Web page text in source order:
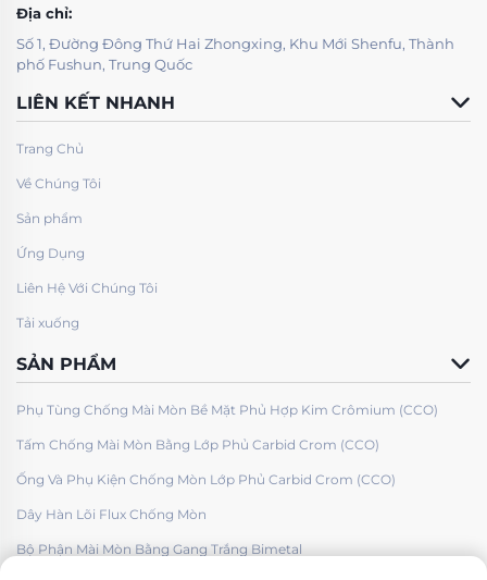
Địa chỉ:
Số 1, Đường Đông Thứ Hai Zhongxing, Khu Mới Shenfu, Thành
phố Fushun, Trung Quốc
LIÊN KẾT NHANH
Trang Chủ
Về Chúng Tôi
Sản phẩm
Ứng Dụng
Liên Hệ Với Chúng Tôi
Tải xuống
SẢN PHẨM
Phụ Tùng Chống Mài Mòn Bề Mặt Phủ Hợp Kim Crômium (CCO)
Tấm Chống Mài Mòn Bằng Lớp Phủ Carbid Crom (CCO)
Ống Và Phụ Kiện Chống Mòn Lớp Phủ Carbid Crom (CCO)
Dây Hàn Lõi Flux Chống Mòn
Bộ Phận Mài Mòn Bằng Gang Trắng Bimetal